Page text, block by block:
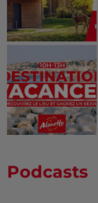
Podcasts